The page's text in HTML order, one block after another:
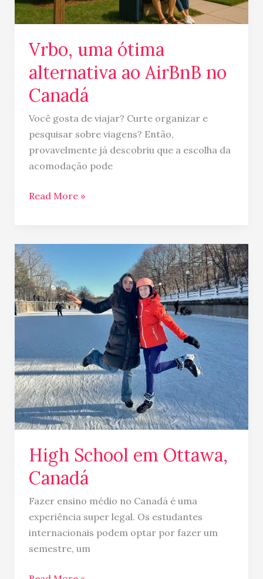
Vrbo, uma ótima
alternativa ao AirBnB no
Canadá
Você gosta de viajar? Curte organizar e
pesquisar sobre viagens? Então,
provavelmente já descobriu que a escolha da
acomodação pode
Read More »
High School em Ottawa,
Canadá
Fazer ensino médio no Canadá é uma
experiência super legal. Os estudantes
internacionais podem optar por fazer um
semestre, um
High
School
em
Ottawa,
Canadá